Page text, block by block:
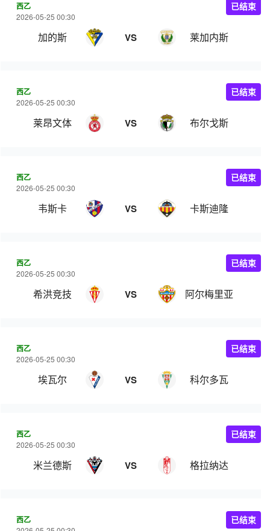
西乙
2026-05-25 00:30
加的斯 VS 莱加内斯
已结束
西乙
2026-05-25 00:30
莱昂文体 VS 布尔戈斯
已结束
西乙
2026-05-25 00:30
韦斯卡 VS 卡斯迪隆
已结束
西乙
2026-05-25 00:30
希洪竞技 VS 阿尔梅里亚
已结束
西乙
2026-05-25 00:30
埃瓦尔 VS 科尔多瓦
已结束
西乙
2026-05-25 00:30
米兰德斯 VS 格拉纳达
已结束
西乙 已结束